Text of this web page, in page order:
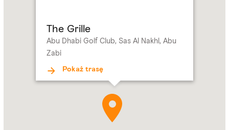
The Grille
Abu Dhabi Golf Club, Sas Al Nakhl, Abu
Zabi
Pokaż trasę